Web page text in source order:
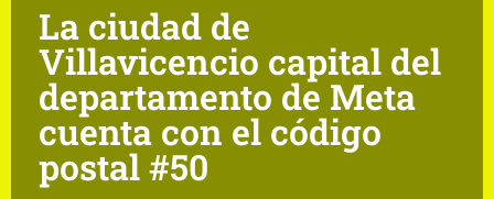
La ciudad de
Villavicencio capital del
departamento de Meta
cuenta con el código
postal #50